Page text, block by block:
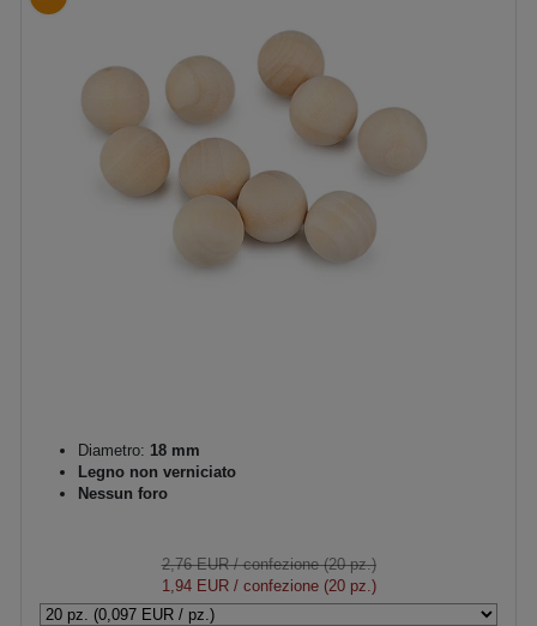
Diametro: 18 mm
Legno non verniciato
Nessun foro
2,76 EUR/ confezione (20 pz.)
1,94 EUR/ confezione (20 pz.)